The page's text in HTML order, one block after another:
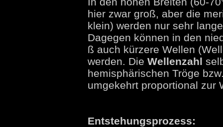
hier zwar groß, aber die
klein) werden nur sehr
Dagegen können in den
ß auch kürzere Wellen
werden. Die Wellenzahl
hemisphärischen Tröge
umgekehrt proportional zur
Entstehungsprozess: